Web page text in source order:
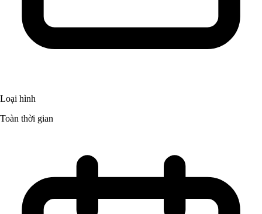
Loại hình
Toàn thời gian